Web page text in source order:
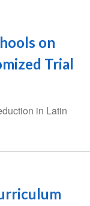
on
Trial
in Latin